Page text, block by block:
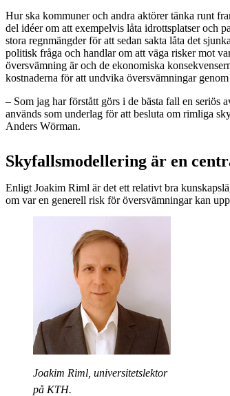
Hur ska kommuner och andra aktörer tänka runt
del idéer om att exempelvis låta idrottsplatser och
stora regnmängder för att sedan sakta låta det
politisk fråga och handlar om att väga risker mot
översvämning är och de ekonomiska
kostnaderna för att undvika översvämningar
– Som jag har förstått görs i de bästa fall en seriös
används som underlag för att besluta om rimliga
Anders Wörman.
Skyfallsmodellering är en
Enligt Joakim Riml är det ett relativt bra
om var en generell risk för översvämningar kan
Joakim Riml, universitetslektor
på KTH.